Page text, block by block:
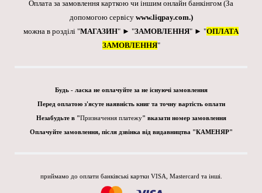
Оплата за замовлення карткою чи іншим онлайн банкінгом (За
допомогою сервісу www.liqpay.com.)
можна в розділі "МАГАЗИН" ► "ЗАМОВЛЕННЯ" ► "ОПЛАТА
ЗАМОВЛЕННЯ"
Будь - ласка не оплачуйте за не існуючі замовлення
Перед оплатою з'ясуте наявність книг та точну вартість оплати
Незабудьте в "Призначення платежу" вказати номер замовлення
Оплачуйте замовлення, після дзвінка від видавництва "КАМЕНЯР"
приймамо до оплати банківські картки VISA, Mastercard та інші.